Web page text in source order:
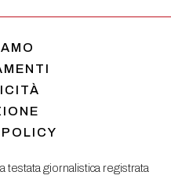
giornalistica registrata